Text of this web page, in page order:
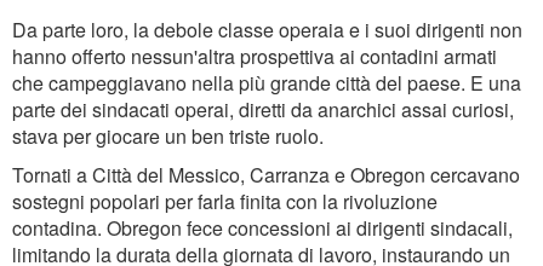
Da parte loro, la debole classe operaia e i suoi dirigenti non
hanno offerto nessun'altra prospettiva ai contadini armati
che campeggiavano nella più grande città del paese. E una
parte dei sindacati operai, diretti da anarchici assai curiosi,
stava per giocare un ben triste ruolo.
Tornati a Città del Messico, Carranza e Obregon cercavano
sostegni popolari per farla finita con la rivoluzione
contadina. Obregon fece concessioni ai dirigenti sindacali,
limitando la durata della giornata di lavoro, instaurando un